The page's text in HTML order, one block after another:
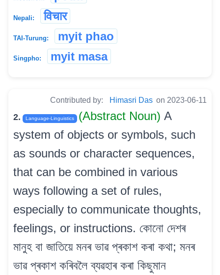
Nepali: विचार
TAI-Turung: myit phao
Singpho: myit masa
Contributed by: Himasri Das on 2023-06-11
2. Language-Linguistics (Abstract Noun) A
system of objects or symbols, such
as sounds or character sequences,
that can be combined in various
ways following a set of rules,
especially to communicate thoughts,
feelings, or instructions. কোনো দেশৰ
মানুহ বা জাতিয়ে মনৰ ভাৱ প্ৰকাশ কৰা কথা; মনৰ
ভাৱ প্ৰকাশ কৰিবলৈ ব্যৱহাৰ কৰা কিছুমান